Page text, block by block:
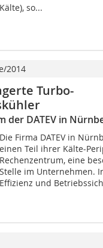
Kälte), so...
2014
Turbo-
der DATEV in
Die Firma DATEV in
einen Teil ihrer Kälte-
Rechenzentrum, eine
Stelle im Unternehmen.
Effizienz und